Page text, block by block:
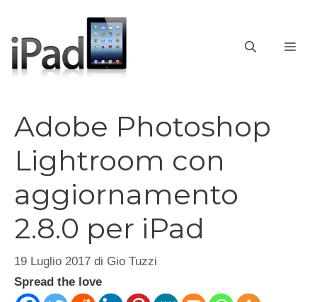
contenuto
Adobe Photoshop
Lightroom con
aggiornamento
2.8.0 per iPad
19 Luglio 2017 di Gio Tuzzi
Spread the love